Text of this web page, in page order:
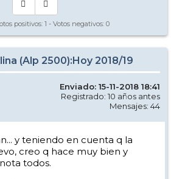
positivos: 1 - Votos negativos: 0
(Alp 2500):Hoy 2018/19
Enviado: 15-11-2018 18:41
Registrado: 10 años antes
Mensajes: 44
y teniendo en cuenta q la
creo q hace muy bien y
todos.